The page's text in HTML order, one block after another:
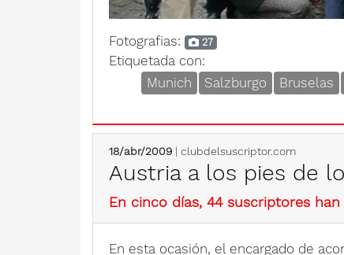
Fotografias: 27
Etiquetada con:
Munich
Salzburgo Bruselas
18/abr/2009 | clubdelsuscriptor.com
Austria a los pies de
En cinco días, 44 suscriptores
En esta ocasión, el encargado de